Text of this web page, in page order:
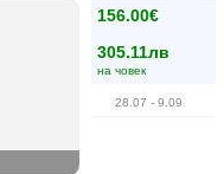
156.00€
305.11лв
на човек
28.07 - 9.09